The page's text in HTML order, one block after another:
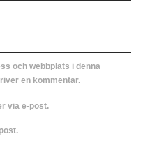
och webbplats i denna
en kommentar.
via e-post.